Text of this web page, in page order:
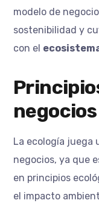
modelo de
sostenibilidad y
con el
negocios
La ecología juega
negocios, ya que
en principios
el impacto